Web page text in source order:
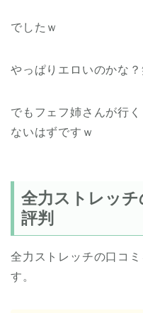
でしたｗ
やっぱりエロいのかな
でもフェフ姉さんが行
ないはずですｗ
全力ストレッ
評判
全力ストレッチの口コ
す。